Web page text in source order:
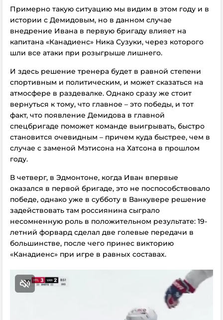
Примерно такую ситуацию мы видим в этом году и в
истории с Демидовым, но в данном случае
внедрение Ивана в первую бригаду влияет на
капитана «Канадиенс» Ника Сузуки, через которого
шли все атаки при розыгрыше лишнего.
И здесь решение тренера будет в равной степени
спортивным и политическим, и может сказаться на
атмосфере в раздевалке. Однако сразу же стоит
вернуться к тому, что главное – это победы, и тот
факт, что появление Демидова в главной
спецбригаде поможет команде выигрывать, быстро
становится очевидным – причем куда быстрее, чем в
случае с заменой Мэтисона на Хатсона в прошлом
году.
В четверг, в Эдмонтоне, когда Иван впервые
оказался в первой бригаде, это не поспособствовало
победе, однако уже в субботу в Ванкувере решение
задействовать там россиянина сыграло
несомненную роль в положительном результате: 19-
летний форвард сделал две голевые передачи в
большинстве, после чего принес викторию
«Канадиенс» при игре в равных составах.